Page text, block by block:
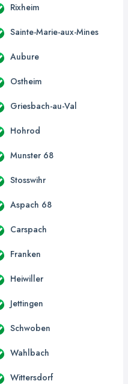
Rixheim
Sainte-Marie-aux-Mines
Aubure
Ostheim
Griesbach-au-Val
Hohrod
Munster 68
Stosswihr
Aspach 68
Carspach
Franken
Heiwiller
Jettingen
Schwoben
Wahlbach
Wittersdorf